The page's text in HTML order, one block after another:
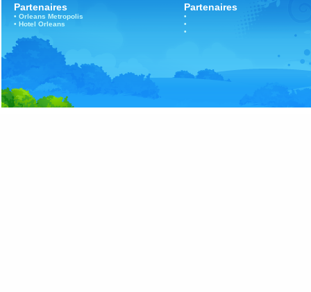
Partenaires
• Orleans Metropolis
• Hotel Orleans
Partenaires
•
•
•